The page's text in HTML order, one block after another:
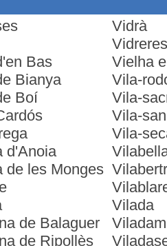
Bas
Bianya
Boí
d'Anoia
de les Monges
de Balaguer
de Ripollès
Vidrà
Vidreres
Vielha
Vila-
Vila-
Vila-
Vila-
Vilada